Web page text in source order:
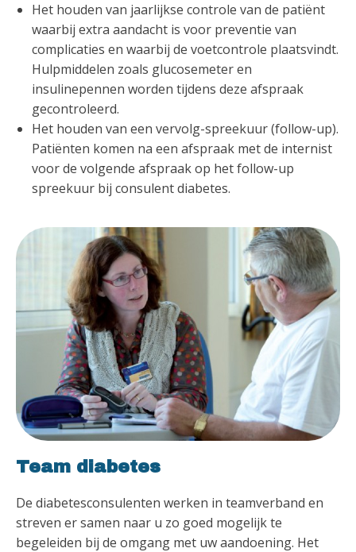
Het houden van jaarlijkse controle van de patiënt
waarbij extra aandacht is voor preventie van
complicaties en waarbij de voetcontrole plaatsvindt.
Hulpmiddelen zoals glucosemeter en
insulinepennen worden tijdens deze afspraak
gecontroleerd.
Het houden van een vervolg-spreekuur (follow-up).
Patiënten komen na een afspraak met de internist
voor de volgende afspraak op het follow-up
spreekuur bij consulent diabetes.
Team diabetes
De diabetesconsulenten werken in teamverband en
streven er samen naar u zo goed mogelijk te
begeleiden bij de omgang met uw aandoening. Het